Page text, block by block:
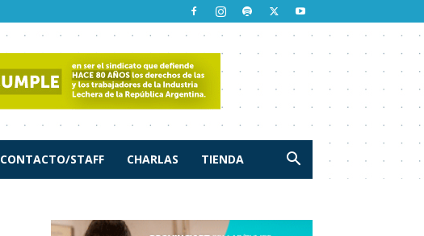
CONTACTO/STAFF CHARLAS TIENDA